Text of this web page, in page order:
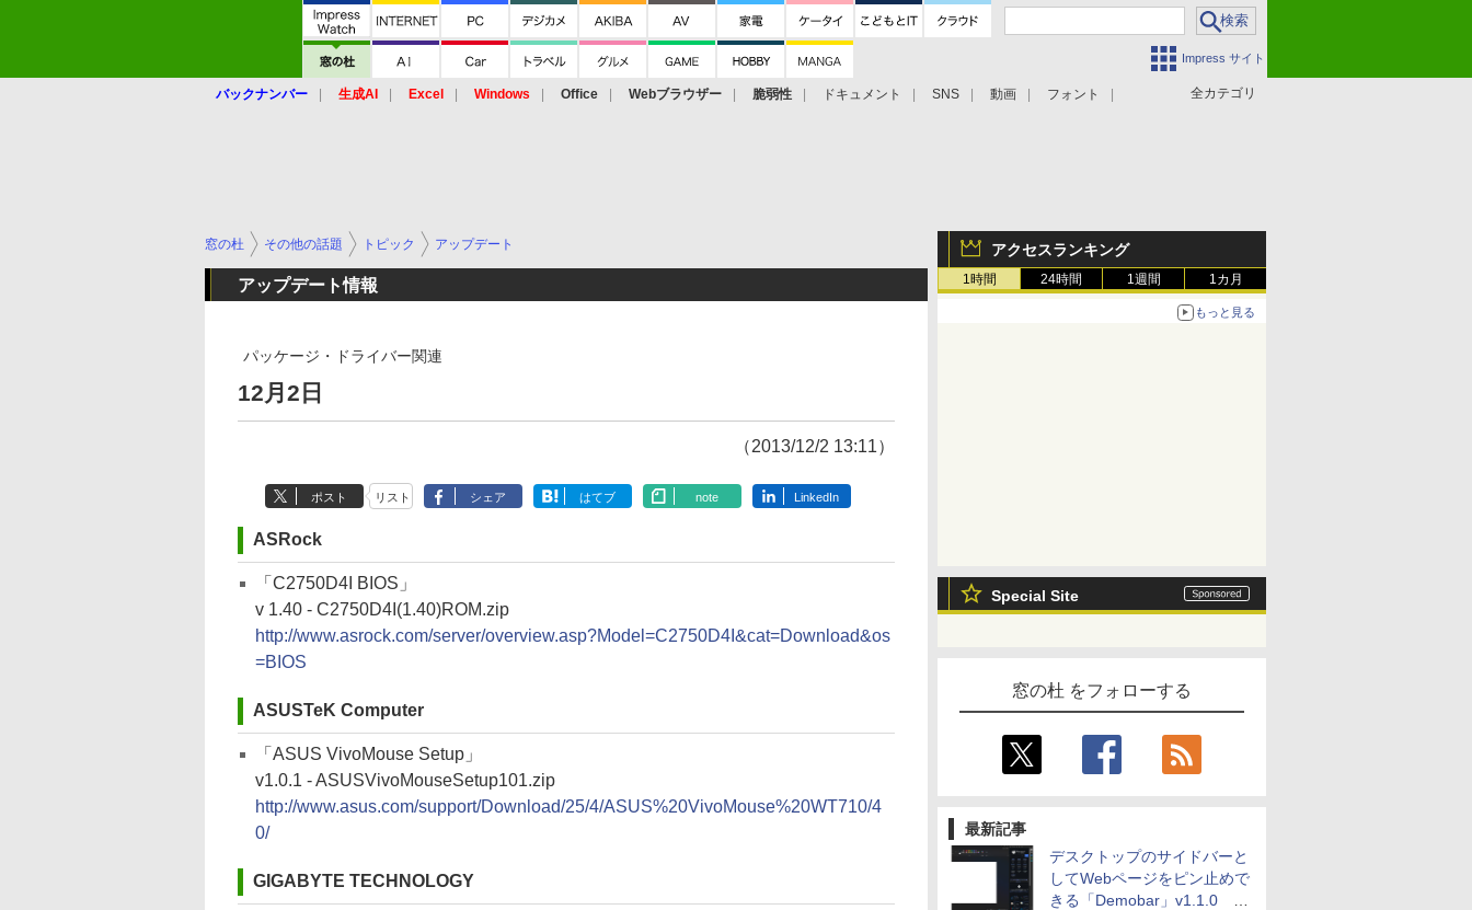
Impress サイト
全カテゴリ
バックナンバー 生成AI Excel Windows Office Webブラウザー 脆弱性 ドキュメント SNS 動画 フォント
アクセスランキング
1時間 24時間 1週間 1カ月
もっと見る
Special Site
窓の杜 をフォローする
最新記事
デスクトップのサイドバーと
してWebページをピン止めで
きる「Demobar」v1.1.0 ほ
窓の杜 その他の話題 トピック アップデート
アップデート情報
パッケージ・ドライバー関連
12月2日
（2013/12/2 13:11）
ポスト リスト シェア はてブ note LinkedIn
ASRock
「C2750D4I BIOS」
v 1.40 - C2750D4I(1.40)ROM.zip
http://www.asrock.com/server/overview.asp?Model=C2750D4I&cat=Download&os
=BIOS
ASUSTeK Computer
「ASUS VivoMouse Setup」
v1.0.1 - ASUSVivoMouseSetup101.zip
http://www.asus.com/support/Download/25/4/ASUS%20VivoMouse%20WT710/4
0/
GIGABYTE TECHNOLOGY